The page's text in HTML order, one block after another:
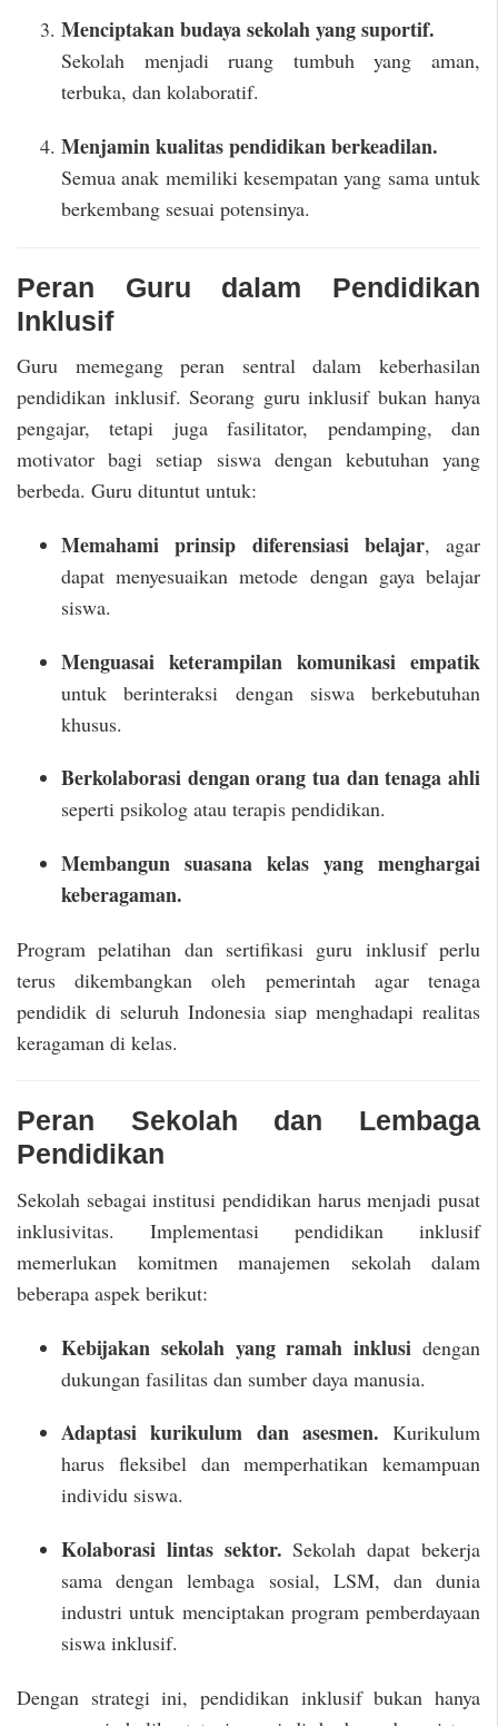
Menciptakan budaya sekolah yang suportif.
Sekolah menjadi ruang tumbuh yang aman,
terbuka, dan kolaboratif.
Menjamin kualitas pendidikan berkeadilan.
Semua anak memiliki kesempatan yang sama untuk
berkembang sesuai potensinya.
Peran Guru dalam Pendidikan
Inklusif
Guru memegang peran sentral dalam keberhasilan
pendidikan inklusif. Seorang guru inklusif bukan hanya
pengajar, tetapi juga fasilitator, pendamping, dan
motivator bagi setiap siswa dengan kebutuhan yang
berbeda. Guru dituntut untuk:
Memahami prinsip diferensiasi belajar, agar
dapat menyesuaikan metode dengan gaya belajar
siswa.
Menguasai keterampilan komunikasi empatik
untuk berinteraksi dengan siswa berkebutuhan
khusus.
Berkolaborasi dengan orang tua dan tenaga ahli
seperti psikolog atau terapis pendidikan.
Membangun suasana kelas yang menghargai
keberagaman.
Program pelatihan dan sertifikasi guru inklusif perlu
terus dikembangkan oleh pemerintah agar tenaga
pendidik di seluruh Indonesia siap menghadapi realitas
keragaman di kelas.
Peran Sekolah dan Lembaga
Pendidikan
Sekolah sebagai institusi pendidikan harus menjadi pusat
inklusivitas. Implementasi pendidikan inklusif
memerlukan komitmen manajemen sekolah dalam
beberapa aspek berikut:
Kebijakan sekolah yang ramah inklusi dengan
dukungan fasilitas dan sumber daya manusia.
Adaptasi kurikulum dan asesmen. Kurikulum
harus fleksibel dan memperhatikan kemampuan
individu siswa.
Kolaborasi lintas sektor. Sekolah dapat bekerja
sama dengan lembaga sosial, LSM, dan dunia
industri untuk menciptakan program pemberdayaan
siswa inklusif.
Dengan strategi ini, pendidikan inklusif bukan hanya